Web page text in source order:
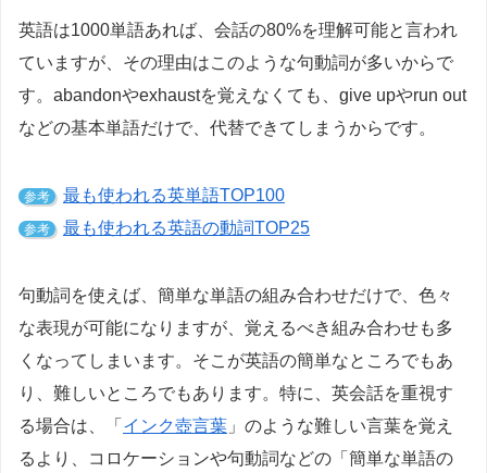
英語は1000単語あれば、会話の80%を理解可能と言われ
ていますが、その理由はこのような句動詞が多いからで
す。abandonやexhaustを覚えなくても、give upやrun out
などの基本単語だけで、代替できてしまうからです。
参考 最も使われる英単語TOP100
参考 最も使われる英語の動詞TOP25
句動詞を使えば、簡単な単語の組み合わせだけで、色々
な表現が可能になりますが、覚えるべき組み合わせも多
くなってしまいます。そこが英語の簡単なところでもあ
り、難しいところでもあります。特に、英会話を重視す
る場合は、「 インク壺言葉 」のような難しい言葉を覚え
るより、コロケーションや句動詞などの「簡単な単語の